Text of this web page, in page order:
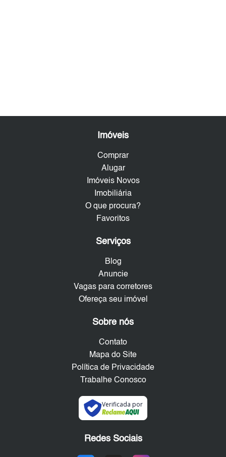
Imóveis
Comprar
Alugar
Imóveis Novos
Imobiliária
O que procura?
Favoritos
Serviços
Blog
Anuncie
Vagas para corretores
Ofereça seu imóvel
Sobre nós
Contato
Mapa do Site
Política de Privacidade
Trabalhe Conosco
Verificada por
Redes Sociais